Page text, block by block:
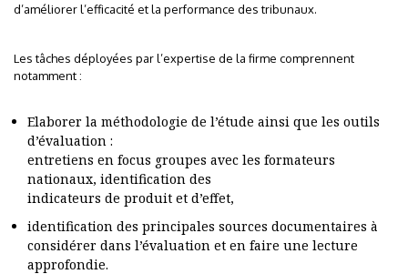
d’améliorer l’efficacité et la performance des tribunaux.
Les tâches déployées par l’expertise de la firme comprennent
notamment :
Elaborer la méthodologie de l’étude ainsi que les outils
d’évaluation :
entretiens en focus groupes avec les formateurs
nationaux, identification des
indicateurs de produit et d’effet,
identification des principales sources documentaires à
considérer dans l’évaluation et en faire une lecture
approfondie.